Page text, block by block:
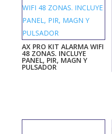
AX PRO KIT ALARMA WIFI
48 ZONAS. INCLUYE
PANEL, PIR, MAGN Y
PULSADOR